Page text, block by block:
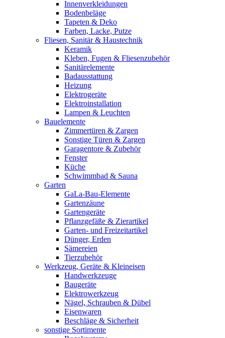
Innenverkleidungen
Bodenbeläge
Tapeten & Deko
Farben, Lacke, Putze
Fliesen, Sanitär & Haustechnik
Keramik
Kleben, Fugen & Fliesenzubehör
Sanitärelemente
Badausstattung
Heizung
Elektrogeräte
Elektroinstallation
Lampen & Leuchten
Bauelemente
Zimmertüren & Zargen
Sonstige Türen & Zargen
Garagentore & Zubehör
Fenster
Küche
Schwimmbad & Sauna
Garten
GaLa-Bau-Elemente
Gartenzäune
Gartengeräte
Pflanzgefäße & Zierartikel
Garten- und Freizeitartikel
Dünger, Erden
Sämereien
Tierzubehör
Werkzeug, Geräte & Kleineisen
Handwerkzeuge
Baugeräte
Elektrowerkzeug
Nägel, Schrauben & Dübel
Eisenwaren
Beschläge & Sicherheit
sonstige Sortimente